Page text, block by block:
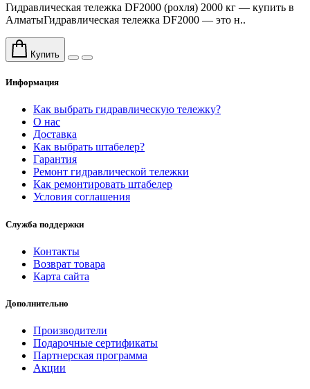
Гидравлическая тележка DF2000 (рохля) 2000 кг — купить в
АлматыГидравлическая тележка DF2000 — это н..
Купить
Информация
Как выбрать гидравлическую тележку?
О нас
Доставка
Как выбрать штабелер?
Гарантия
Ремонт гидравлической тележки
Как ремонтировать штабелер
Условия соглашения
Служба поддержки
Контакты
Возврат товара
Карта сайта
Дополнительно
Производители
Подарочные сертификаты
Партнерская программа
Акции